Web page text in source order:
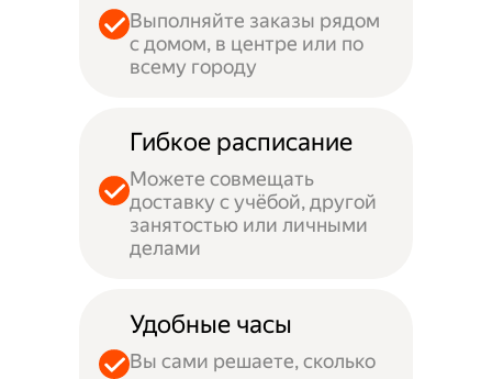
Выполняйте заказы рядом
с домом, в центре или по
всему городу
Гибкое расписание
Можете совмещать
доставку с учёбой, другой
занятостью или личными
делами
Удобные часы
Вы сами решаете, сколько